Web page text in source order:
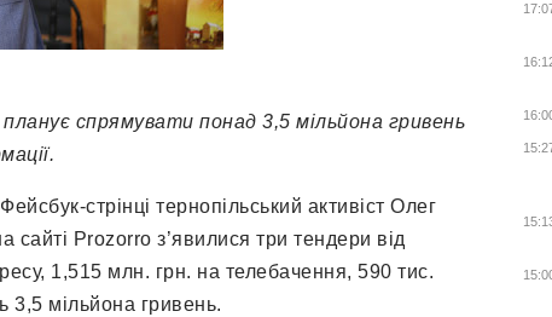
спрямувати понад 3,5 мільйона гривень
стрінці тернопільський активіст Олег
Prozorro з’явилися три тендери від
1,515 млн. грн. на телебачення, 590 тис.
3,5 мільйона гривень.